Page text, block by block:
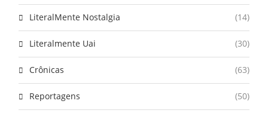
LiteralMente Nostalgia (14)
Literalmente Uai (30)
Crônicas (63)
Reportagens (50)